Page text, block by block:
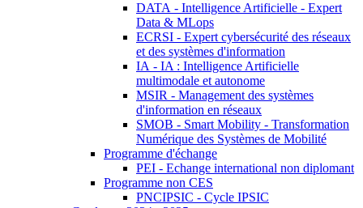
DATA - Intelligence Artificielle - Expert
Data & MLops
ECRSI - Expert cybersécurité des réseaux
et des systèmes d'information
IA - IA : Intelligence Artificielle
multimodale et autonome
MSIR - Management des systèmes
d'information en réseaux
SMOB - Smart Mobility - Transformation
Numérique des Systèmes de Mobilité
Programme d'échange
PEI - Echange international non diplomant
Programme non CES
PNCIPSIC - Cycle IPSIC